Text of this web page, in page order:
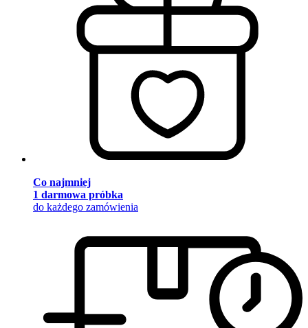
Co najmniej
1 darmowa próbka
do każdego zamówienia